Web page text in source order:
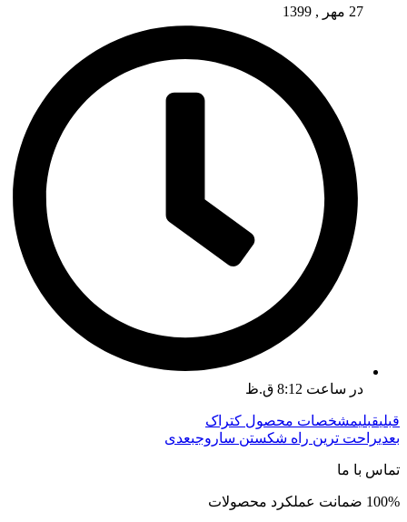
27 مهر , 1399
در ساعت 8:12 ق.ظ
قبلیقبلیمشخصات محصول کتراک
بعدیراحت ترین راه شکستن ساروجبعدی
تماس با ما
100% ضمانت عملکرد محصولات